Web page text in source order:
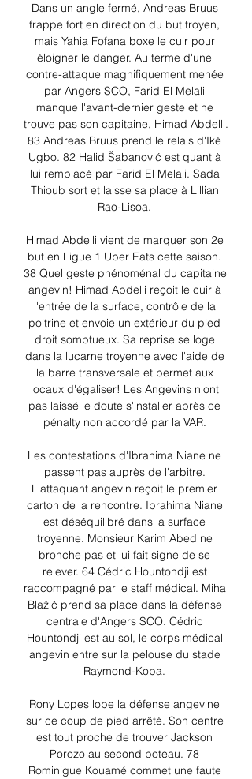
Dans un angle fermé, Andreas Bruus
frappe fort en direction du but troyen,
mais Yahia Fofana boxe le cuir pour
éloigner le danger. Au terme d'une
contre-attaque magnifiquement menée
par Angers SCO, Farid El Melali
manque l'avant-dernier geste et ne
trouve pas son capitaine, Himad Abdelli.
83 Andreas Bruus prend le relais d'Iké
Ugbo. 82 Halid Šabanović est quant à
lui remplacé par Farid El Melali. Sada
Thioub sort et laisse sa place à Lillian
Rao-Lisoa.
Himad Abdelli vient de marquer son 2e
but en Ligue 1 Uber Eats cette saison.
38 Quel geste phénoménal du capitaine
angevin! Himad Abdelli reçoit le cuir à
l'entrée de la surface, contrôle de la
poitrine et envoie un extérieur du pied
droit somptueux. Sa reprise se loge
dans la lucarne troyenne avec l'aide de
la barre transversale et permet aux
locaux d'égaliser! Les Angevins n'ont
pas laissé le doute s'installer après ce
pénalty non accordé par la VAR.
Les contestations d'Ibrahima Niane ne
passent pas auprès de l'arbitre.
L'attaquant angevin reçoit le premier
carton de la rencontre. Ibrahima Niane
est déséquilibré dans la surface
troyenne. Monsieur Karim Abed ne
bronche pas et lui fait signe de se
relever. 64 Cédric Hountondji est
raccompagné par le staff médical. Miha
Blažič prend sa place dans la défense
centrale d'Angers SCO. Cédric
Hountondji est au sol, le corps médical
angevin entre sur la pelouse du stade
Raymond-Kopa.
Rony Lopes lobe la défense angevine
sur ce coup de pied arrêté. Son centre
est tout proche de trouver Jackson
Porozo au second poteau. 78
Rominigue Kouamé commet une faute